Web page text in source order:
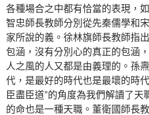
各種場合之中都有恰當的表現，
智忠師長教師分別從先秦儒學和
家所說的義。徐林旗師長教師指
包涵，沒有分別心的真正的包涵
人之風的人又都是由義理的。孫
代，是最好的時代也是最壞的時
臣盡臣道”的角度為我們解讀了
的命也是一種天職。董衛國師長